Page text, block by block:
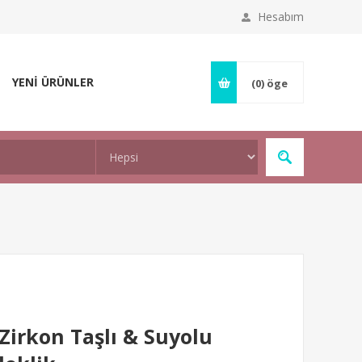
Hesabım
YENİ ÜRÜNLER (0) öge
Taşlı & Suyolu